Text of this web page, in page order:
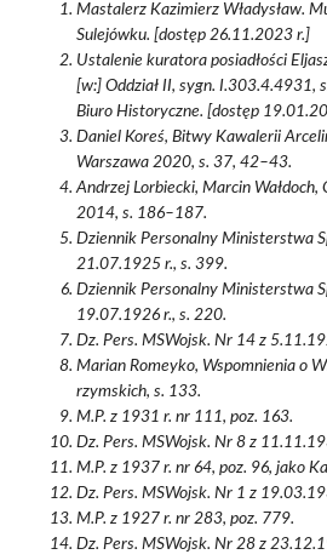
Mastalerz Kazimierz Władysław.
Sulejówku. [dostęp 26.11.2023 r.]
Ustalenie kuratora posiadłości
[w:] Oddział II, sygn. I.303.4.4931,
Biuro Historyczne. [dostęp
Daniel Koreś, Bitwy Kawalerii
Warszawa 2020, s. 37, 42–43.
Andrzej Lorbiecki, Marcin
2014, s. 186–187.
Dziennik Personalny Ministerstwa
21.07.1925 r., s. 399.
Dziennik Personalny Ministerstwa
19.07.1926 r., s. 220.
Dz. Pers. MSWojsk. Nr 14 z
Marian Romeyko, Wspomnienia o
rzymskich, s. 133.
M.P. z 1931 r. nr 111, poz. 163.
Dz. Pers. MSWojsk. Nr 8 z
M.P. z 1937 r. nr 64, poz. 96, jako
Dz. Pers. MSWojsk. Nr 1 z
M.P. z 1927 r. nr 283, poz. 779.
Dz. Pers. MSWojsk. Nr 28 z